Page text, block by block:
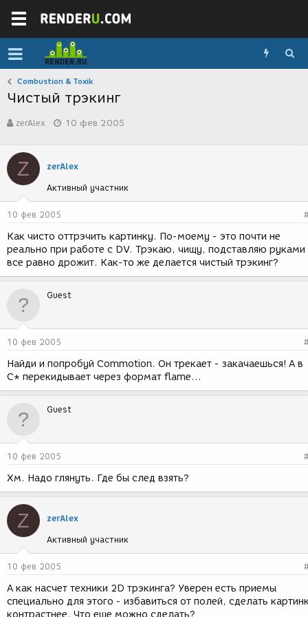
Combustion & Toxik
Чистый трэкинг
в
о
р
т
е
м
ы
zerAlex
а
с
з
д
и
я
10 фев 2005
Z zerAlex
Активный участник
10 фев 2005
Как чисто оттрэчить картинку. По-моему - это почти не
реально при работе с DV. Трэкаю, чищу, подставляю
все равно дрожит. Как-то же делается чистый трэкинг?
Guest
10 фев 2005
Найди и попробуй Commotion. Он трекает - закачаешься! А в
С* перекидывает через формат flame...
Guest
10 фев 2005
Хм. Надо глянуть. Где бы след взять?
Z zerAlex
Активный участник
10 фев 2005
А как насчет техники 2D трэкинга? Уверен есть приемы
специально для этого - избавиться от полей, сделать
контрастнее. Что еще можно сделать?